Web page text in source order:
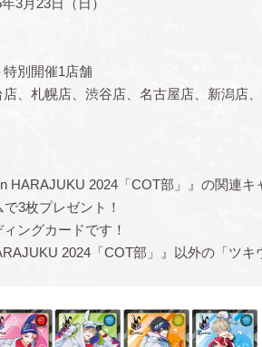
3月23日（日）
別開催1店舗
店、札幌店、渋谷店、名古屋店、新潟店
HARAJUKU 2024「COT部」』の関連キ
3枚プレゼント！
ングカードです！
2024「COT部」』以外の「ツ